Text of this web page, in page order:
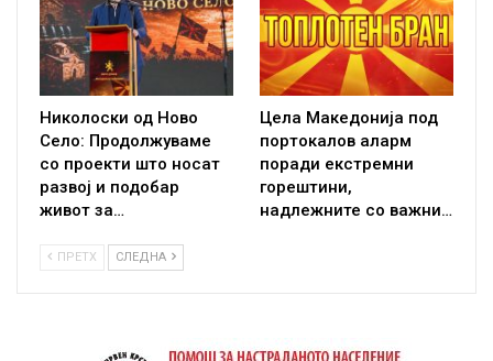
Николоски од Ново
Село: Продолжуваме
со проекти што носат
развој и подобар
живот за…
Цела Македонија под
портокалов аларм
поради екстремни
горештини,
надлежните со важни…
ПРЕТХ СЛЕДНА